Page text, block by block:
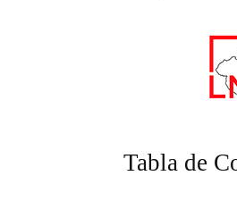
Tabla de